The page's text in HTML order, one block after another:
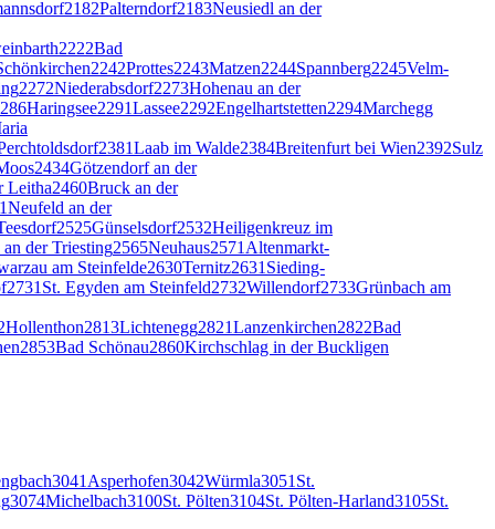
2182Palterndorf2183Neusiedl an der
2222Bad
2242Prottes2243Matzen2244Spannberg2245Velm-
2272Niederabsdorf2273Hohenau an der
Haringsee2291Lassee2292Engelhartstetten2294Marchegg
2381Laab im Walde2384Breitenfurt bei Wien2392Sulz
2434Götzendorf an der
Leitha2460Bruck an der
Neufeld an der
2525Günselsdorf2532Heiligenkreuz im
an der Triesting2565Neuhaus2571 Altenmarkt-
am Steinfelde2630Ternitz2631 Sieding-
2731 St. Egyden am Steinfeld2732Willendorf2733Grünbach am
Hollenthon2813Lichtenegg2821Lanzenkirchen2822Bad
2853Bad Schönau2860Kirchschlag in der Buckligen
3041 Asperhofen3042Würmla3051 St.
3074Michelbach3100St. Pölten3104St. Pölten-Harland3105St.